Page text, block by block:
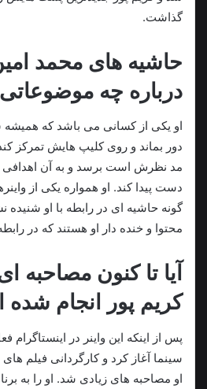
گذاشت.
حاشیه های محمد
درباره چه
او یکی از کسانی می باشد که
دور بماند و روی کلیپ هایش تمرکز کند
مد نظرش است برسد و به آن
دست پیدا کند. او همواره یکی از
گونه حاشیه‌ ای در رابطه با او
محتوا و خنده دار او هستند که در
آیا تا کنون مصاحبه
کریم پور انجام
پس از اینکه این واینر در اینستاگرام
سینما آغاز کرد و کارگردانی فیلم‌
او مصاحبه های زیادی شد. او را به